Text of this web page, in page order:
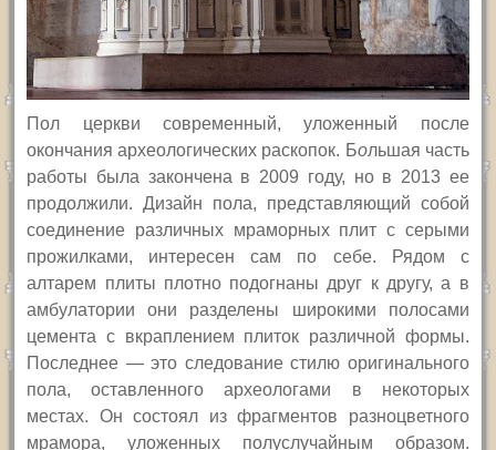
Пол церкви современный, уложенный после
окончания археологических раскопок. Большая часть
работы была закончена в 2009 году, но в 2013 ее
продолжили. Дизайн пола, представляющий собой
соединение различных мраморных плит с серыми
прожилками, интересен сам по себе. Рядом с
алтарем плиты плотно подогнаны друг к другу, а в
амбулатории они разделены широкими полосами
цемента с вкраплением плиток различной формы.
Последнее — это следование стилю оригинального
пола, оставленного археологами в некоторых
местах. Он состоял из фрагментов разноцветного
мрамора, уложенных полуслучайным образом.